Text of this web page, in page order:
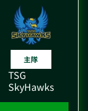
TSG
SkyHawks
主隊